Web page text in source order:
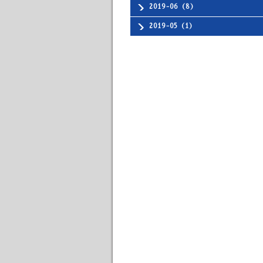
2019-06（8）
2019-05（1）